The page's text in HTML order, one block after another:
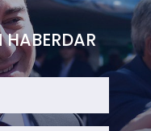
HABERDAR